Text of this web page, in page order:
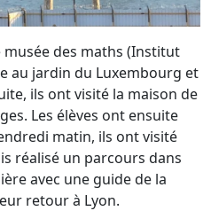
musée des maths (Institut
au jardin du Luxembourg et
ils ont visité la maison de
Les élèves ont ensuite
matin, ils ont visité
réalisé un parcours dans
avec une guide de la
retour à Lyon.